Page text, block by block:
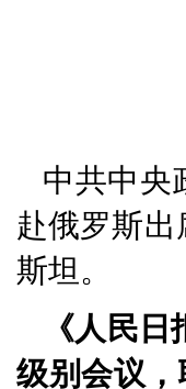
中共中央
赴俄罗斯
斯坦。
《人民
级别会议